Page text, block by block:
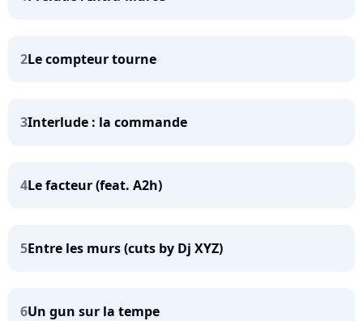
2Le compteur tourne
3Interlude : la commande
4Le facteur (feat. A2h)
5Entre les murs (cuts by Dj XYZ)
6Un gun sur la tempe